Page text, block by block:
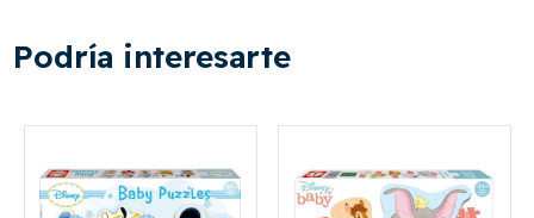
Podría interesarte